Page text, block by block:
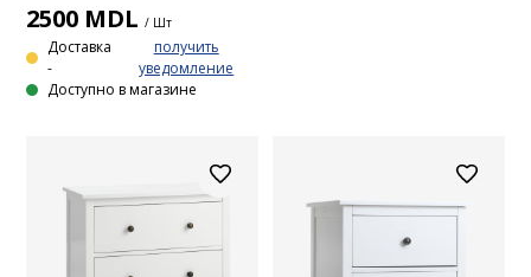
2500 MDL / Шт
Доставка
-
получить
уведомление
Доступно в магазине